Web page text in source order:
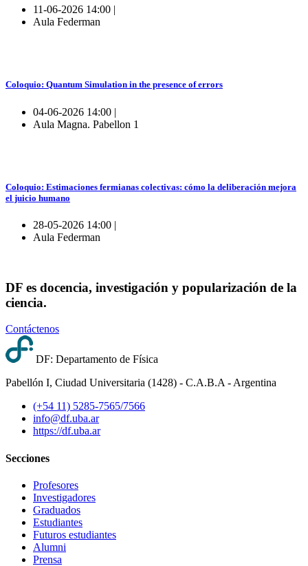
11-06-2026 14:00 |
Aula Federman
Coloquio: Quantum Simulation in the presence of errors
04-06-2026 14:00 |
Aula Magna. Pabellon 1
Coloquio: Estimaciones fermianas colectivas: cómo la deliberación mejora
el juicio humano
28-05-2026 14:00 |
Aula Federman
DF es docencia, investigación y popularización de la
ciencia.
Contáctenos
DF: Departamento de Física
Pabellón I, Ciudad Universitaria (1428) - C.A.B.A - Argentina
(+54 11) 5285-7565/7566
info@df.uba.ar
https://df.uba.ar
Secciones
Profesores
Investigadores
Graduados
Estudiantes
Futuros estudiantes
Alumni
Prensa